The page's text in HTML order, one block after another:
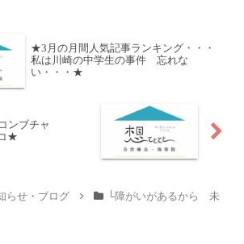
★3月の月間人気記事ランキング・・・
私は川崎の中学生の事件 忘れな
い・・・★
ンブチャ
★
らせ・ブログ
└障がいがあるから 未